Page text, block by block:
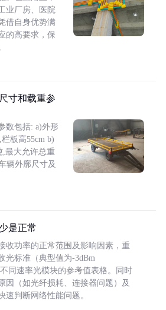
业厂房、医院
借自身优势满
的高要求，保
寸和载重参
数包括: a)外形
板高55cm b)
,最大允许总重
辆外廓尺寸及
是正常
收功率的正常范围及影响因素，重
光标准（典型值为-3dBm
同速率光模块的参考值表格。同时
因（如光纤损耗、连接器问题）及
速判断网络性能问题。